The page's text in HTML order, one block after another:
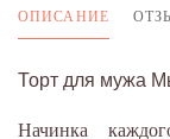
ОПИСАНИЕ
Торт для мужа
Начинка